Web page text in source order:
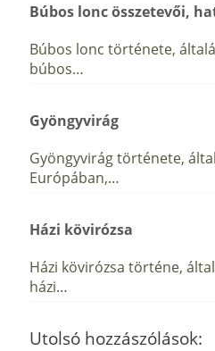
Búbos lonc összetevői,
Búbos lonc története,
búbos…
Gyöngyvirág
Gyöngyvirág története,
Európában,…
Házi kövirózsa
Házi kövirózsa történe,
házi…
Utolsó hozzászólások: